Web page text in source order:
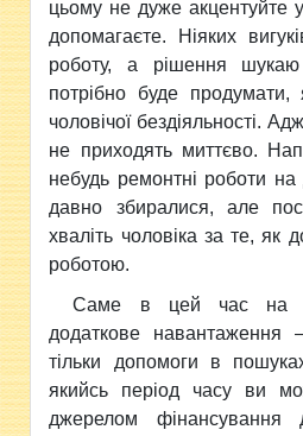
цьому не дуже акцентуйте
допомагаєте. Ніяких
роботу, а рішення
потрібно буде продумати,
чоловічої бездіяльності.
не приходять миттєво.
небудь ремонтні роботи на
давно збиралися, але
хваліть чоловіка за те, як
роботою.
Саме в цей час на
додаткове навантаження
тільки допомоги в
якийсь період часу ви
джерелом фінансування